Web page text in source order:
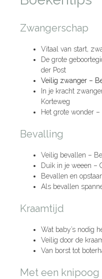
Zwangerschap
Vitaal van start,
De grote
der Post
Veilig zwanger –
In je kracht
Korteweg
Het grote wonder
Bevalling
Veilig bevallen –
Duik in je weeen –
Bevallen en
Als bevallen
Kraamtijd
Wat baby’s nodig
Veilig door de
Van borst tot
Met een knipoog